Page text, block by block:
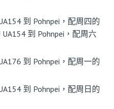
到 Pohnpei，配周四的
到 Pohnpei，配周六
到 Pohnpei，配周一的
到 Pohnpei，配周日的